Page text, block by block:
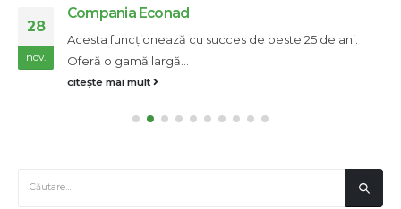
28
nov.
Compania Econad
Acesta funcționează cu succes de peste 25 de ani.
Oferă o gamă largă...
citește mai mult